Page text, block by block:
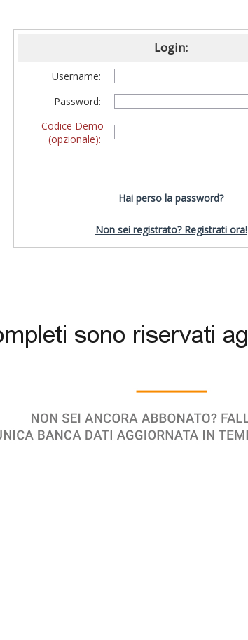
Login:
Username:
Password:
Codice Demo
(opzionale):
Hai perso la password?
Non sei registrato? Registrati ora!